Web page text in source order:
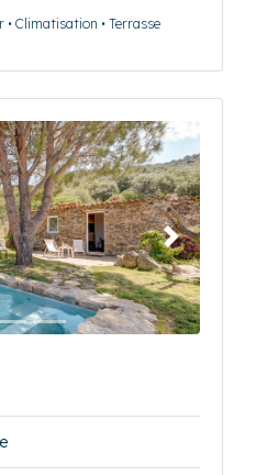
• Climatisation • Terrasse
Suivant